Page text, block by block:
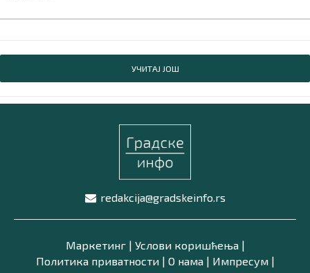
УЧИТАЈ ЈОШ
redakcija@gradskeinfo.rs
Маркетинг| Услови коришћења|
Политика приватности| О нама| Импресум|